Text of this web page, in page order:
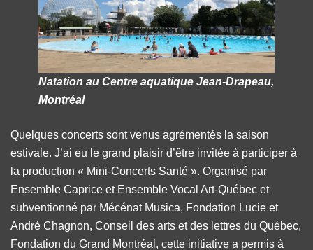
Natation au Centre aquatique Jean-Drapeau,
Montréal
Quelques concerts sont venus agrémentés la saison
estivale. J’ai eu le grand plaisir d’être invitée à participer à
la production « Mini-Concerts Santé ». Organisé par
Ensemble Caprice et Ensemble Vocal Art-Québec et
subventionné par Mécénat Musica, Fondation Lucie et
André Chagnon, Conseil des arts et des lettres du Québec,
Fondation du Grand Montréal, cette initiative a permis à